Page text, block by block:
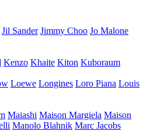
Jil Sander Jimmy Choo Jo Malone
Kenzo Khaite Kiton Kuboraum
Loewe Longines Loro Piana Louis
Maiashi Maison Margiela Maison
Manolo Blahnik Marc Jacobs